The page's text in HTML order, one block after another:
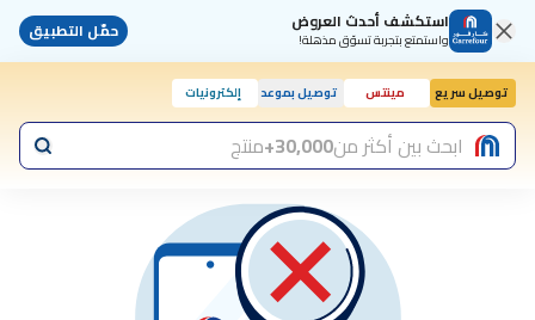
استكشف أحدث العروض
واستمتع بتجربة تسوّق مذهلة! حمّل التطبيق
توصيل سريع مينتس توصيل بموعد إلكترونيات
ابحث بين أكثر من30,000+ منتج